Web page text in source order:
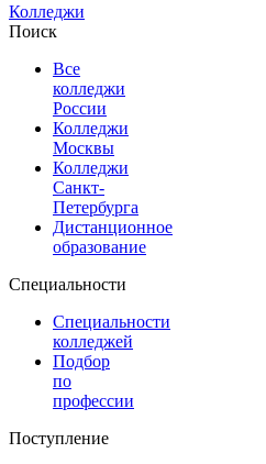
Колледжи
Поиск
Все
колледжи
России
Колледжи
Москвы
Колледжи
Санкт-
Петербурга
Дистанционное
образование
Специальности
Специальности
колледжей
Подбор
по
профессии
Поступление